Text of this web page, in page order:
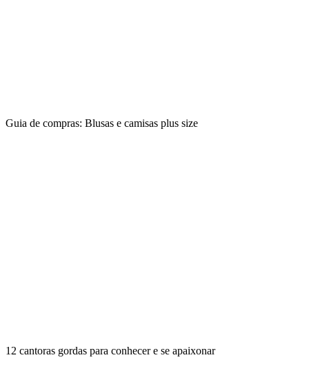
Guia de compras: Blusas e camisas plus size
12 cantoras gordas para conhecer e se apaixonar